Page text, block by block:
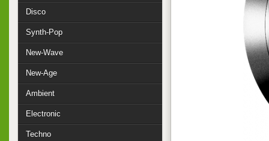
Disco
Synth-Pop
New-Wave
New-Age
Ambient
Electronic
Techno